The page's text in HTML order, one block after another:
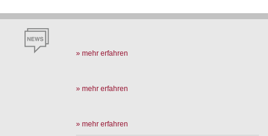
» mehr erfahren
» mehr erfahren
» mehr erfahren